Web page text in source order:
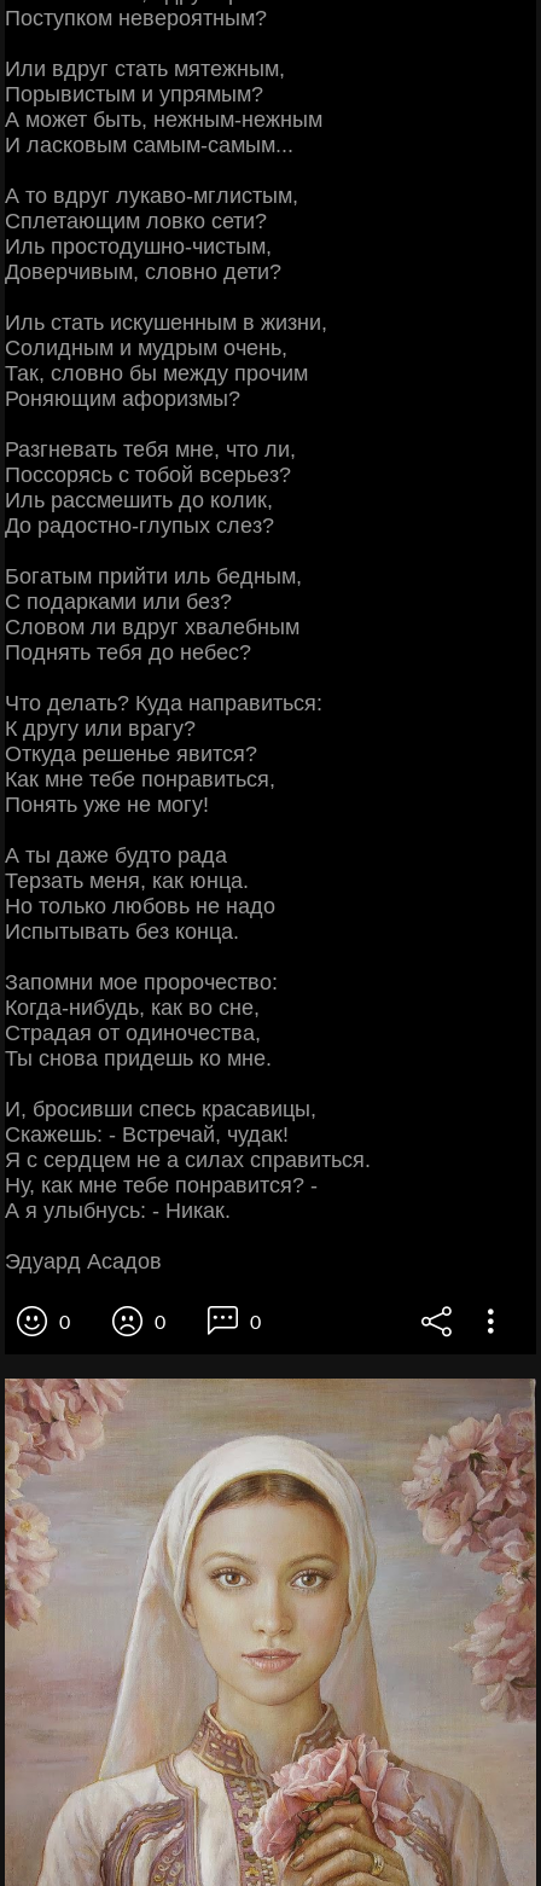
Поступком невероятным?
Или вдруг стать мятежным,
Порывистым и упрямым?
А может быть, нежным-нежным
И ласковым самым-самым...
А то вдруг лукаво-мглистым,
Сплетающим ловко сети?
Иль простодушно-чистым,
Доверчивым, словно дети?
Иль стать искушенным в жизни,
Солидным и мудрым очень,
Так, словно бы между прочим
Роняющим афоризмы?
Разгневать тебя мне, что ли,
Поссорясь с тобой всерьез?
Иль рассмешить до колик,
До радостно-глупых слез?
Богатым прийти иль бедным,
С подарками или без?
Словом ли вдруг хвалебным
Поднять тебя до небес?
Что делать? Куда направиться:
К другу или врагу?
Откуда решенье явится?
Как мне тебе понравиться,
Понять уже не могу!
А ты даже будто рада
Терзать меня, как юнца.
Но только любовь не надо
Испытывать без конца.
Запомни мое пророчество:
Когда-нибудь, как во сне,
Страдая от одиночества,
Ты снова придешь ко мне.
И, бросивши спесь красавицы,
Скажешь: - Встречай, чудак!
Я с сердцем не а силах справиться.
Ну, как мне тебе понравится? -
А я улыбнусь: - Никак.
Эдуард Асадов
0 0 0